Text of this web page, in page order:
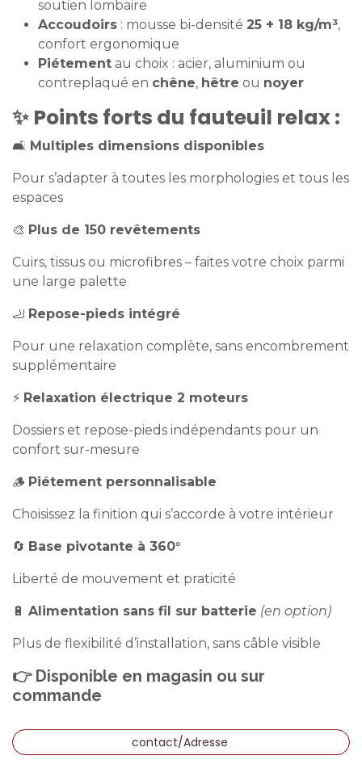
soutien lombaire
Accoudoirs : mousse bi-densité 25 + 18 kg/m³,
confort ergonomique
Piétement au choix : acier, aluminium ou
contreplaqué en chêne, hêtre ou noyer
✨ Points forts du fauteuil relax :
🛋️ Multiples dimensions disponibles
Pour s’adapter à toutes les morphologies et tous les
espaces
🎨 Plus de 150 revêtements
Cuirs, tissus ou microfibres – faites votre choix parmi
une large palette
🦶 Repose-pieds intégré
Pour une relaxation complète, sans encombrement
supplémentaire
⚡ Relaxation électrique 2 moteurs
Dossiers et repose-pieds indépendants pour un
confort sur-mesure
🪵 Piétement personnalisable
Choisissez la finition qui s’accorde à votre intérieur
🔄 Base pivotante à 360°
Liberté de mouvement et praticité
🔋 Alimentation sans fil sur batterie (en option)
Plus de flexibilité d’installation, sans câble visible
👉 Disponible en magasin ou sur
commande
contact/Adresse